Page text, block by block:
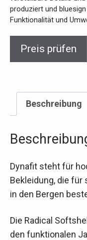
produziert und bluesign
Funktionalität und
Preis prüfen
Beschreibung
Dynafit steht für
Bekleidung, die
in den Bergen
Die Radical
den funktionalen